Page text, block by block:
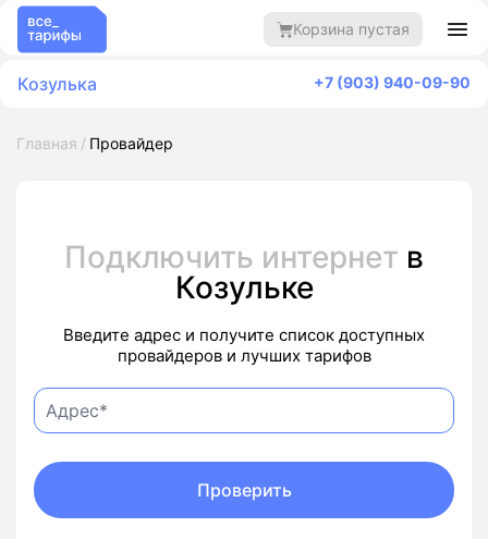
Корзина пустая
Козулька +7 (903) 940-09-90
Главная Провайдер
Подключить интернет в
Козульке
Введите адрес и получите список доступных
провайдеров и лучших тарифов
Проверить